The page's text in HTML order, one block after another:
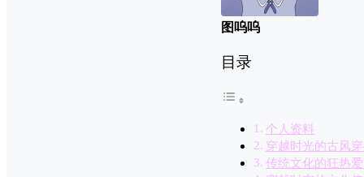
图呜呜
目录
个人资料
穿越时光的古风
传统文化的狂热